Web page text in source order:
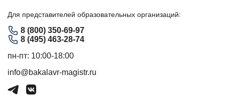
Для представителей образовательных организаций:
8 (800) 350-69-97
8 (495) 463-28-74
пн-пт: 10:00-18:00
info@bakalavr-magistr.ru